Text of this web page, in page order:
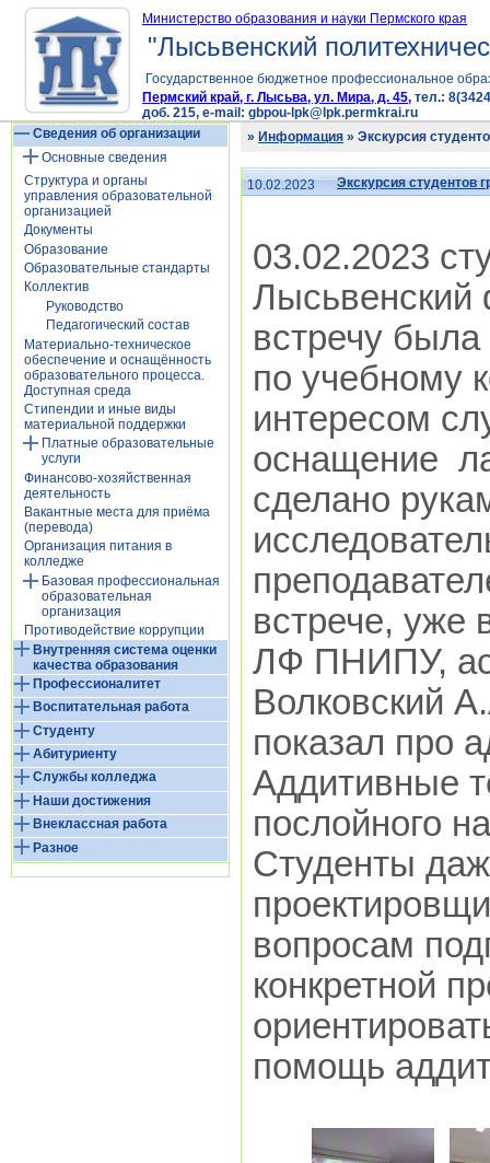
Министерство образования и науки Пермского края
"Лысьвенский
Государственное бюджетное профессиональное
Пермский край, г. Лысьва, ул. Мира, д. 45, тел.:
доб. 215, e-mail: gbpou-lpk@lpk.permkrai.ru
Сведения об организации
Основные сведения
Структура и органы
управления образовательной
организацией
Документы
Образование
Образовательные стандарты
Коллектив
Руководство
Педагогический состав
Материально-техническое
обеспечение и оснащённость
образовательного процесса.
Доступная среда
Стипендии и иные виды
материальной поддержки
Платные образовательные
услуги
Финансово-хозяйственная
деятельность
Вакантные места для приёма
(перевода)
Организация питания в
колледже
Базовая профессиональная
образовательная
организация
Противодействие коррупции
Внутренняя система оценки
качества образования
Профессионалитет
Воспитательная работа
Студенту
Абитуриенту
Службы колледжа
Наши достижения
Внеклассная работа
Разное
» Информация » Экскурсия
10.02.2023 Экскурсия студентов
03.02.2023
встречу была
по учебному
интересом
оснащение
сделано
встрече, уже
ЛФ ПНИПУ,
Волковский
показал про
Аддитивные
послойного
Студенты
вопросам
конкретной
помощь